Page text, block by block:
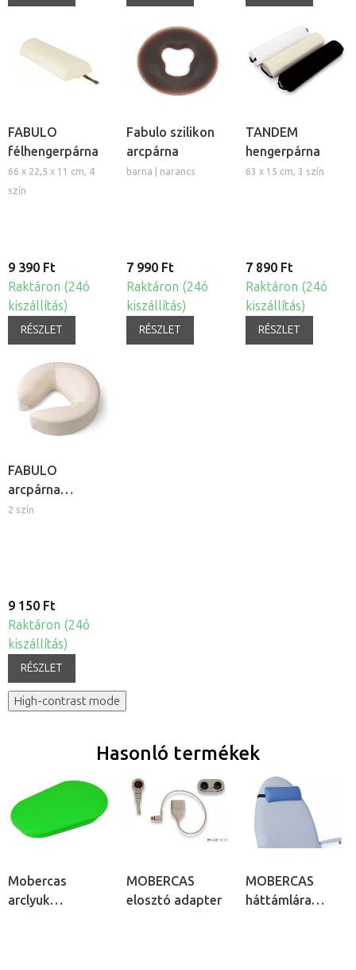
FABULO
félhengerpárna
66 x 22,5 x 11 cm, 4
szín
9 390 Ft
Raktáron (24ó
kiszállítás)
RÉSZLET
Fabulo szilikon
arcpárna
barna | narancs
7 990 Ft
Raktáron (24ó
kiszállítás)
RÉSZLET
TANDEM
hengerpárna
63 x 15 cm, 3 szín
7 890 Ft
Raktáron (24ó
kiszállítás)
RÉSZLET
FABULO
arcpárna
masszázságyhoz
2 szín
9 150 Ft
Raktáron (24ó
kiszállítás)
RÉSZLET
High-contrast mode
Hasonló termékek
Mobercas
arclyuk
MOBERCAS
elosztó adapter
MOBERCAS
háttámlára